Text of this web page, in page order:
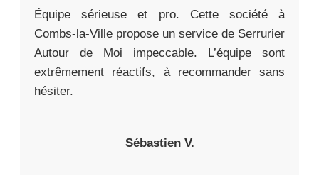
Équipe sérieuse et pro. Cette société à
Combs-la-Ville propose un service de Serrurier
Autour de Moi impeccable. L’équipe sont
extrêmement réactifs, à recommander sans
hésiter.
Sébastien V.